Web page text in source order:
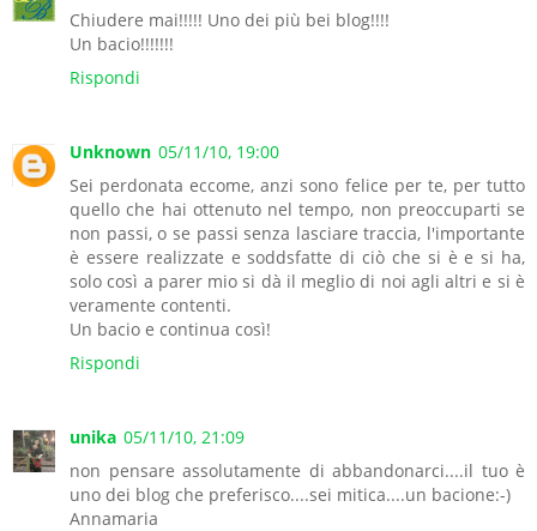
Chiudere mai!!!!! Uno dei più bei blog!!!!
Un bacio!!!!!!!
Rispondi
Unknown 05/11/10, 19:00
Sei perdonata eccome, anzi sono felice per te, per tutto
quello che hai ottenuto nel tempo, non preoccuparti se
non passi, o se passi senza lasciare traccia, l'importante
è essere realizzate e soddsfatte di ciò che si è e si ha,
solo così a parer mio si dà il meglio di noi agli altri e si è
veramente contenti.
Un bacio e continua così!
Rispondi
unika 05/11/10, 21:09
non pensare assolutamente di abbandonarci....il tuo è
uno dei blog che preferisco....sei mitica....un bacione:-)
Annamaria